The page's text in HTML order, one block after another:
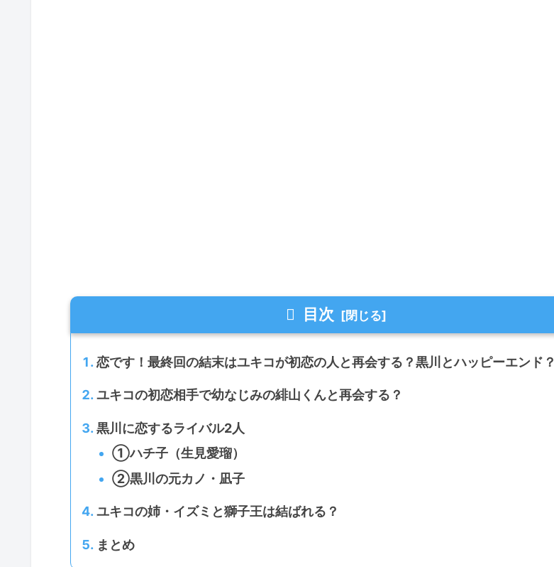
目次
恋です！最終回の結末はユキコが初恋の人と再会する？黒川とハッピーエンド？
ユキコの初恋相手で幼なじみの緋山くんと再会する？
黒川に恋するライバル2人
①ハチ子（生見愛瑠）
②黒川の元カノ・凪子
ユキコの姉・イズミと獅子王は結ばれる？
まとめ